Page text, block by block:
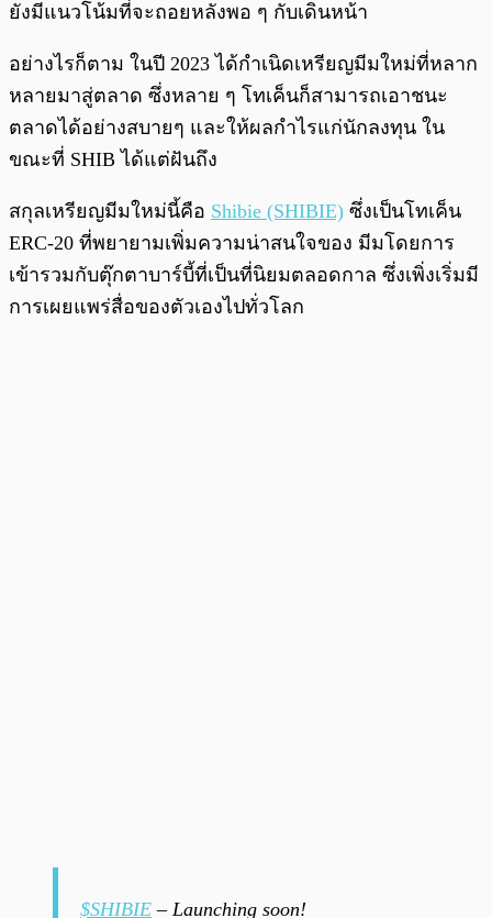
ยังมีแนวโน้มที่จะถอยหลังพอ ๆ กับเดินหน้า
อย่างไรก็ตาม ในปี 2023 ได้กำเนิดเหรียญมีมใหม่ที่หลาก
หลายมาสู่ตลาด ซึ่งหลาย ๆ โทเค็นก็สามารถเอาชนะ
ตลาดได้อย่างสบายๆ และให้ผลกำไรแก่นักลงทุน ใน
ขณะที่ SHIB ได้แต่ฝันถึง
สกุลเหรียญมีมใหม่นี้คือ Shibie (SHIBIE) ซึ่งเป็นโทเค็น
ERC-20 ที่พยายามเพิ่มความน่าสนใจของ มีมโดยการ
เข้ารวมกับตุ๊กตาบาร์บี้ที่เป็นที่นิยมตลอดกาล ซึ่งเพิ่งเริ่มมี
การเผยแพร่สื่อของตัวเองไปทั่วโลก
$SHIBIE – Launching soon!